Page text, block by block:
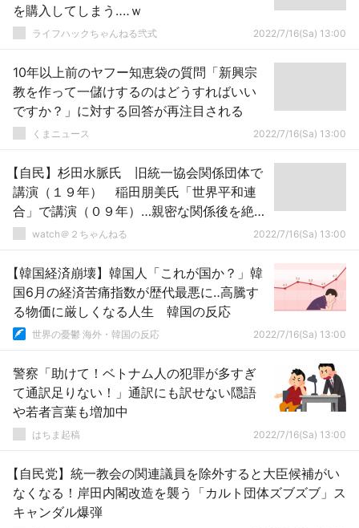
を購入してしまう‥‥ｗ
ライフハックちゃんねる弐式 2022/7/16(Sa) 13:00
10年以上前のヤフー知恵袋の質問「新興宗
教を作って一儲けするのはどうすればいい
ですか？」に対する回答が再注目される
くまニュース 2022/7/16(Sa) 13:00
【自民】杉田水脈氏 旧統一協会関係団体で
講演（１９年） 稲田朋美氏「世界平和連
合」で講演（０９年）…親密な関係後を絶た
ず watch＠２ちゃんねる 2022/7/16(Sa) 13:00
【韓国経済崩壊】韓国人「これが国か？」韓
国6月の経済苦痛指数が歴代最悪に‥高騰す
る物価に厳しくなる人生 韓国の反応
世界の憂鬱 海外・韓国の反応 2022/7/16(Sa) 13:00
警察「助けて！ベトナム人の犯罪が多すぎ
て通訳足りない！」通訳にも訳せない隠語
や若者言葉も増加中
はちま起稿 2022/7/16(Sa) 13:00
【自民党】統一教会の関連議員を除外すると大臣候補がい
なくなる！岸田内閣改造を襲う「カルト団体ズブズブ」ス
キャンダル爆弾